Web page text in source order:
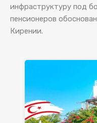
инфраструктуру под
пенсионеров
Кирении.